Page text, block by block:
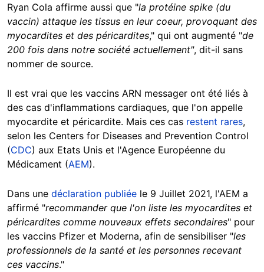
Ryan Cola affirme aussi que "la protéine spike (du
vaccin) attaque les tissus en leur coeur, provoquant des
myocardites et des péricardites," qui ont augmenté "de
200 fois dans notre société actuellement", dit-il sans
nommer de source.
Il est vrai que les vaccins ARN messager ont été liés à
des cas d'inflammations cardiaques, que l'on appelle
myocardite et péricardite. Mais ces cas restent rares,
selon les Centers for Diseases and Prevention Control
(CDC) aux Etats Unis et l'Agence Européenne du
Médicament (AEM).
Dans une déclaration publiée le 9 Juillet 2021, l'AEM a
affirmé "recommander que l'on liste les myocardites et
péricardites comme nouveaux effets secondaires" pour
les vaccins Pfizer et Moderna, afin de sensibiliser "les
professionnels de la santé et les personnes recevant
ces vaccins."